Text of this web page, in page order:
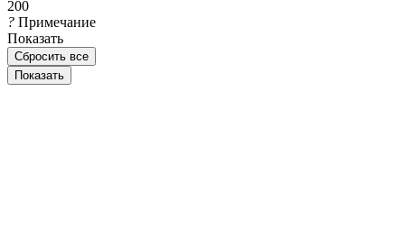
200
? Примечание
Показать
Сбросить все